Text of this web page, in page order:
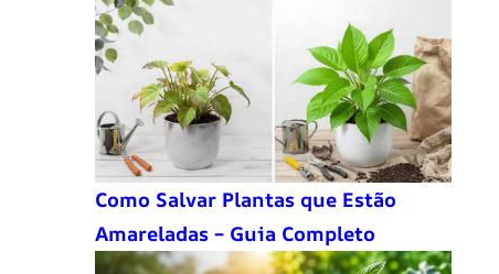
Como Salvar Plantas que Estão
Amareladas – Guia Completo